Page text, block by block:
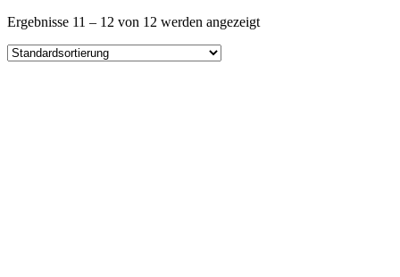
Ergebnisse 11 – 12 von 12 werden angezeigt